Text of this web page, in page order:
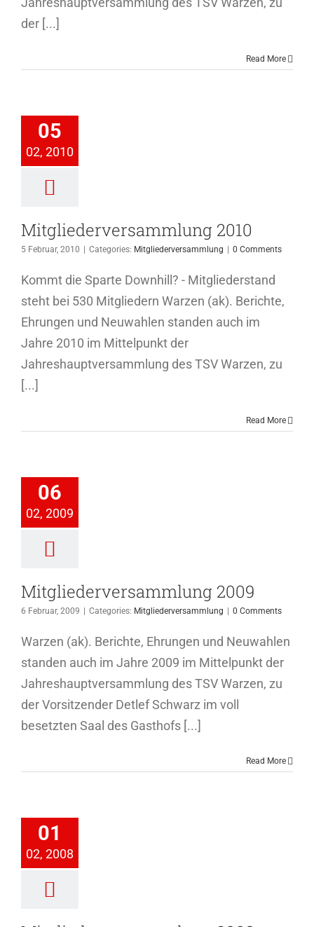
der [...]
Read More
05
02, 2010
Mitgliederversammlung 2010
5 Februar, 2010 Categories: Mitgliederversammlung 0 Comments
Kommt die Sparte Downhill? - Mitgliederstand
steht bei 530 Mitgliedern Warzen (ak). Berichte,
Ehrungen und Neuwahlen standen auch im
Jahre 2010 im Mittelpunkt der
Jahreshauptversammlung des TSV Warzen, zu
[...]
Read More
06
02, 2009
Mitgliederversammlung 2009
6 Februar, 2009 Categories: Mitgliederversammlung 0 Comments
Warzen (ak). Berichte, Ehrungen und Neuwahlen
standen auch im Jahre 2009 im Mittelpunkt der
Jahreshauptversammlung des TSV Warzen, zu
der Vorsitzender Detlef Schwarz im voll
besetzten Saal des Gasthofs [...]
Read More
01
02, 2008